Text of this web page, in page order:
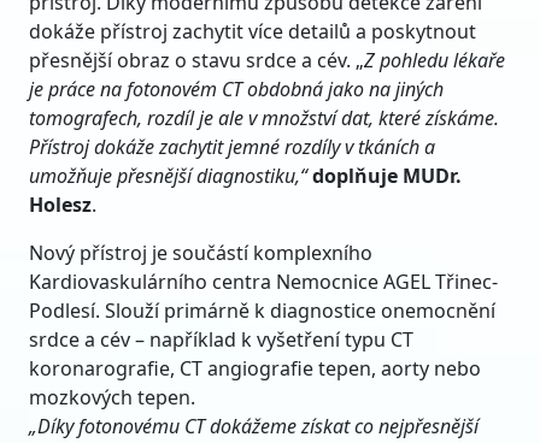
dokáže přístroj zachytit více detailů a poskytnout
přesnější obraz o stavu srdce a cév. „Z pohledu lékaře
je práce na fotonovém CT obdobná jako na jiných
tomografech, rozdíl je ale v množství dat, které získáme.
Přístroj dokáže zachytit jemné rozdíly v tkáních a
umožňuje přesnější diagnostiku,“doplňuje MUDr.
Holesz.
Nový přístroj je součástí komplexního
Kardiovaskulárního centra Nemocnice AGEL Třinec-
Podlesí. Slouží primárně k diagnostice onemocnění
srdce a cév – například k vyšetření typu CT
koronarografie, CT angiografie tepen, aorty nebo
mozkových tepen.
„Díky fotonovému CT dokážeme získat co nejpřesnější